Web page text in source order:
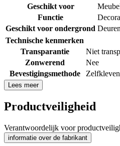
Geschikt voor
Functie
Geschikt voor ondergrond Deuren
Technische kenmerken
Transparantie
Niet
Zonwerend
Nee
Bevestigingsmethode
Lees meer
Productveiligheid
Verantwoordelijk voor
informatie over de fabrikant